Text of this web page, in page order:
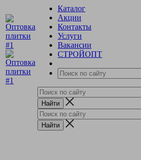
Каталог
Акции
Контакты
Услуги
Вакансии
СТРОЙОПТ